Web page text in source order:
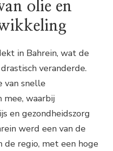
olie en
in Bahrein, wat de
veranderde.
van snelle
mee, waarbij
en gezondheidszorg
werd een van de
regio, met een hoge